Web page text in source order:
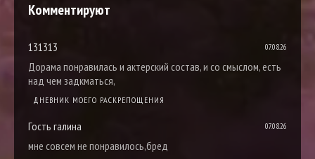
Комментируют
131313 07.08.26
Дорама понравилась и актерский состав, и со смыслом, есть
над чем задкматься,
ДНЕВНИК МОЕГО РАСКРЕПОЩЕНИЯ
Гость галина 07.08.26
мне совсем не понравилось,бред